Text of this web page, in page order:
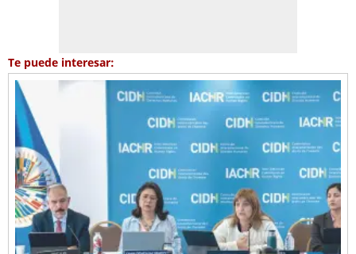
Te puede interesar: